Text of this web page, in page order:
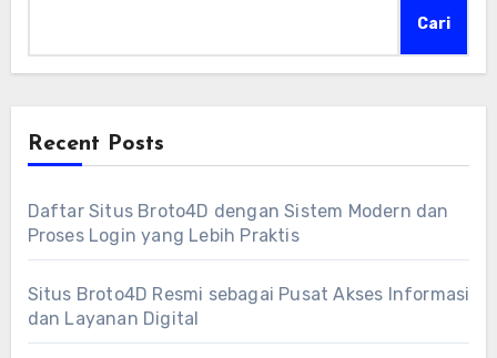
Cari
Recent Posts
Daftar Situs Broto4D dengan Sistem Modern dan
Proses Login yang Lebih Praktis
Situs Broto4D Resmi sebagai Pusat Akses Informasi
dan Layanan Digital